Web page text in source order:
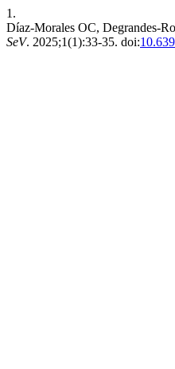
1.
Díaz-Morales OC, Degrandes-
SeV. 2025;1(1):33-35. doi: